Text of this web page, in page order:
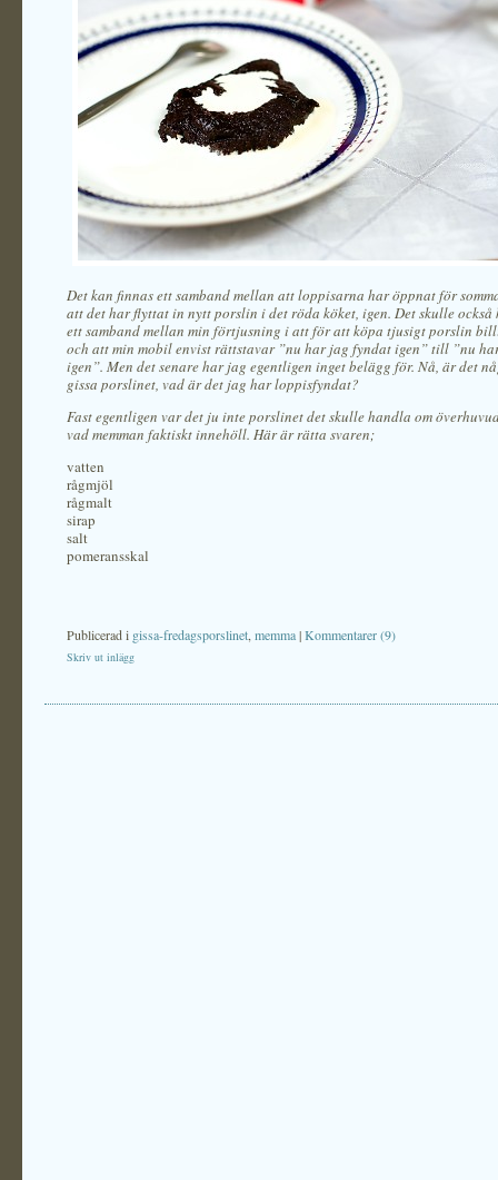
Det kan finnas ett samband mellan att loppisarna har öppnat för
att det har flyttat in nytt porslin i det röda köket, igen. Det skulle också
ett samband mellan min förtjusning i att för att köpa tjusigt porslin
och att min mobil envist rättstavar ”nu har jag fyndat igen” till ”nu
igen”. Men det senare har jag egentligen inget belägg för. Nå, är det
gissa porslinet, vad är det jag har loppisfyndat?
Fast egentligen var det ju inte porslinet det skulle handla om
vad memman faktiskt innehöll. Här är rätta svaren;
vatten
rågmjöl
rågmalt
sirap
salt
pomeransskal
Publicerad i gissa-fredagsporslinet memma|Kommentarer (9)
Skriv ut inlägg